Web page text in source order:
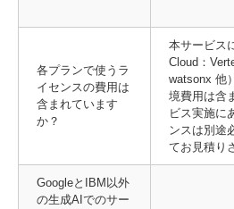
各プランで使うラ
イセンスの費用は
含まれています
か？
本サービス
Cloud：
watsonx 他
境費用は含
ビス実施に
ンスは別途
てお見積り
GoogleとIBM以外
の生成AIでのサー